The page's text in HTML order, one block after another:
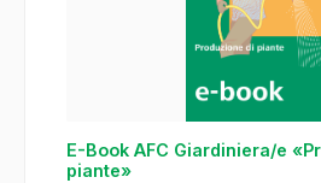
E-Book AFC Giardiniera/e
piante»